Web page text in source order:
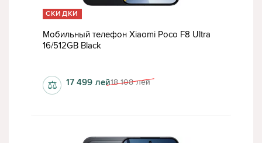
СКИДКИ
Мобильный телефон Xiaomi Poco F8 Ultra
16/512GB Black
да 1200x2608 пкс18 108 лей
17 499 лей
⚖